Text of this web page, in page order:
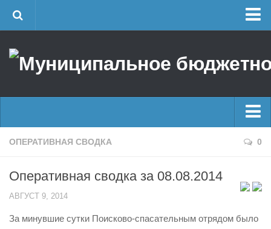
Об учреждении
Районные УГЗ
Поисково-спасательный отряд г. Уфы
Центр размещения пострадавших
Отчеты о реализации муниципальных программ
Главные новости
Оперативная сводка
ОПЕРАТИВНАЯ СВОДКА 0
Оперативная сводка за 08.08.2014
АВГУСТ 9, 2014
За минувшие сутки Поисково-спасательным отрядом было